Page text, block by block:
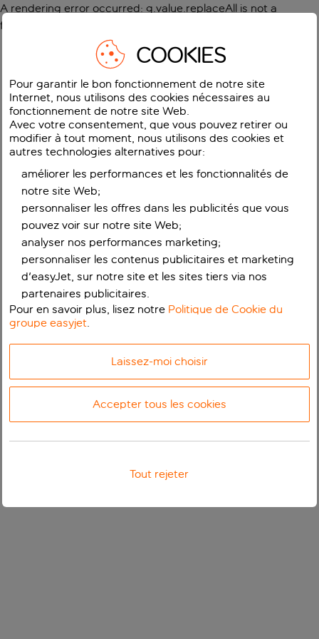
A rendering error occurred: g.value.replaceAll is not a
function
COOKIES
Pour garantir le bon fonctionnement de notre site
Internet, nous utilisons des cookies nécessaires au
fonctionnement de notre site Web.
Avec votre consentement, que vous pouvez retirer ou
modifier à tout moment, nous utilisons des cookies et
autres technologies alternatives pour:
améliorer les performances et les fonctionnalités de
notre site Web;
personnaliser les offres dans les publicités que vous
pouvez voir sur notre site Web;
analyser nos performances marketing;
personnaliser les contenus publicitaires et marketing
d'easyJet, sur notre site et les sites tiers via nos
partenaires publicitaires.
Pour en savoir plus, lisez notre Politique de Cookie du
groupe easyjet.
Laissez-moi choisir
Accepter tous les cookies
Tout rejeter